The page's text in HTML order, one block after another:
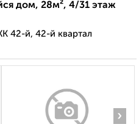
дом, 28м², 4/31 этаж
42-й, 42-й квартал
›